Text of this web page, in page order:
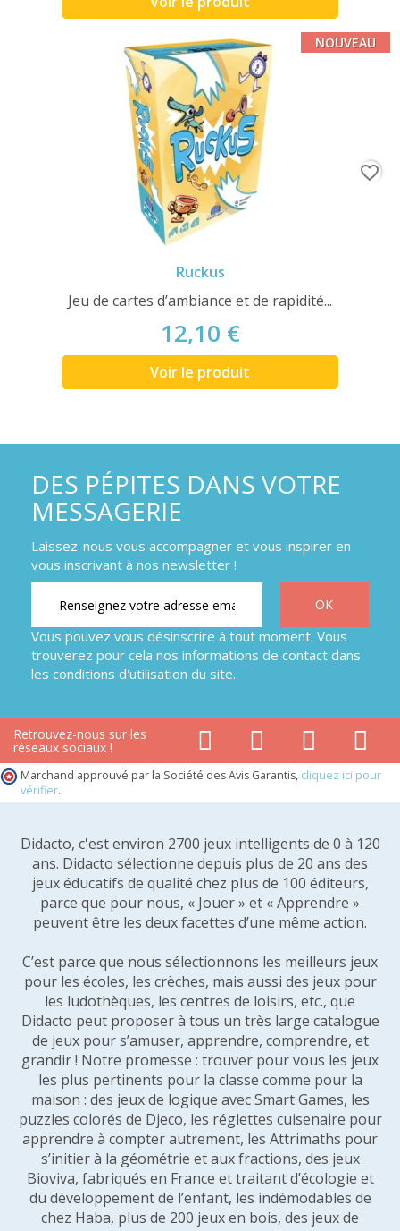
Ruckus
Jeu de cartes d’ambiance et de rapidité...
12,10 €
Voir le produit
NOUVEAU
favorite_border
DES PÉPITES DANS VOTRE
MESSAGERIE
Laissez-nous vous accompagner et vous inspirer en
vous inscrivant à nos newsletter !
Vous pouvez vous désinscrire à tout moment. Vous
trouverez pour cela nos informations de contact dans
les conditions d'utilisation du site.
Retrouvez-nous sur les
réseaux sociaux !
Marchand approuvé par la Société des Avis Garantis, cliquez ici pour
vérifier.
Didacto, c'est environ 2700 jeux intelligents de 0 à 120
ans. Didacto sélectionne depuis plus de 20 ans des
jeux éducatifs de qualité chez plus de 100 éditeurs,
parce que pour nous, « Jouer » et « Apprendre »
peuvent être les deux facettes d’une même action.
C’est parce que nous sélectionnons les meilleurs jeux
pour les écoles, les crèches, mais aussi des jeux pour
les ludothèques, les centres de loisirs, etc., que
Didacto peut proposer à tous un très large catalogue
de jeux pour s’amuser, apprendre, comprendre, et
grandir ! Notre promesse : trouver pour vous les jeux
les plus pertinents pour la classe comme pour la
maison : des jeux de logique avec Smart Games, les
puzzles colorés de Djeco, les réglettes cuisenaire pour
apprendre à compter autrement, les Attrimaths pour
s’initier à la géométrie et aux fractions, des jeux
Bioviva, fabriqués en France et traitant d’écologie et
du développement de l’enfant, les indémodables de
chez Haba, plus de 200 jeux en bois, des jeux de